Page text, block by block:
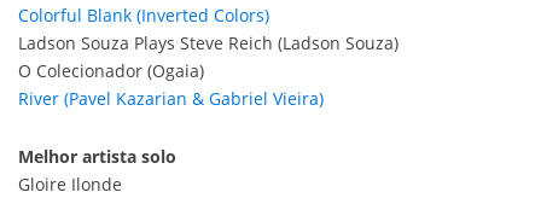
Colorful Blank (Inverted Colors)
Ladson Souza Plays Steve Reich (Ladson Souza)
O Colecionador (Ogaia)
River (Pavel Kazarian & Gabriel Vieira)
Melhor artista solo
Gloire Ilonde